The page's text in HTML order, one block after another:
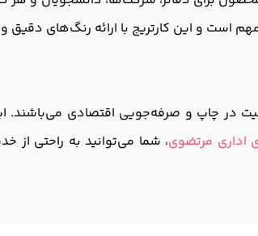
است و این کارتریج با ارائه رنگ‌های دقیق و
است که به دنبال کیفیت در چاپ و صرفه‌جویی اقتصادی
اداری مرتضوی، شما می‌توانید به راحتی از